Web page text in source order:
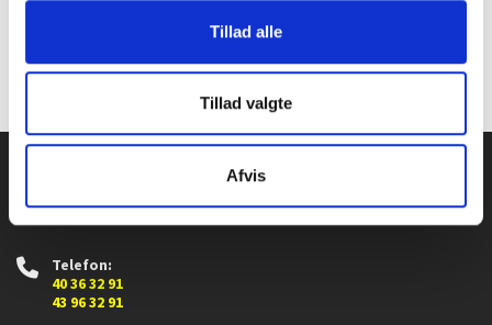
Tillad alle
Tillad valgte
Afvis
KONTAKT OS
Telefon:
40 36 32 91
43 96 32 91